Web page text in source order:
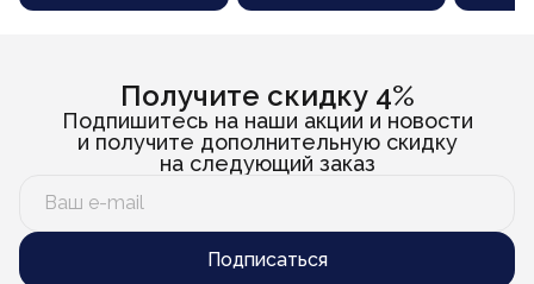
Получите скидку 4%
Подпишитесь на наши акции и новости
и получите дополнительную скидку
на следующий заказ
Подписаться